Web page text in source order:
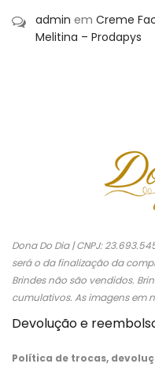
admin em Creme
Melitina – Prodapys
Dona Do Dia | CNPJ:
será o da finalização da
Brindes não são vendidos.
cumulativos. As imagens em
Devolução e
Política de trocas,